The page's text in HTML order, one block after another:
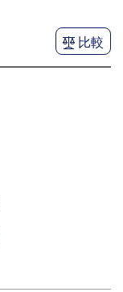
比較